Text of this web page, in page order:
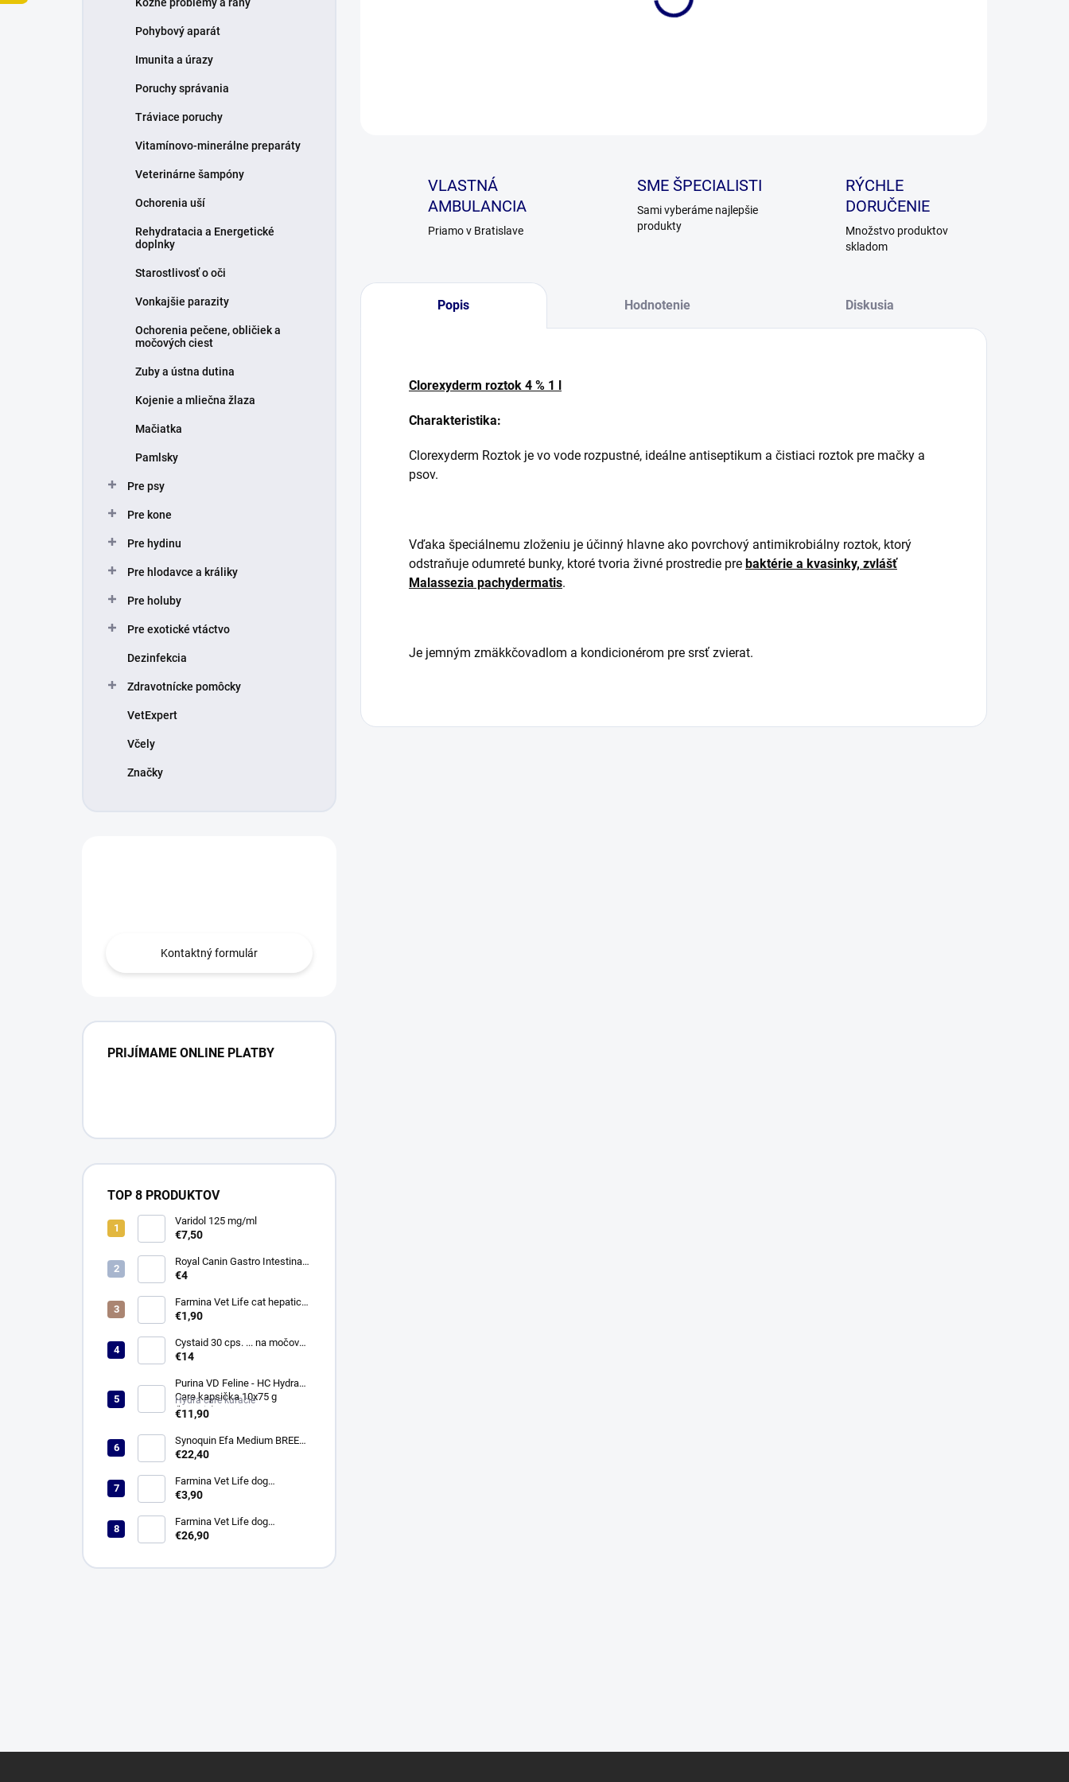
Pohybový aparát
Imunita a úrazy
Poruchy správania
Tráviace poruchy
Vitamínovo-minerálne preparáty
Veterinárne šampóny
Ochorenia uší
Rehydratacia a Energetické
doplnky
Starostlivosť o oči
Vonkajšie parazity
Ochorenia pečene, obličiek a
močových ciest
Zuby a ústna dutina
Kojenie a mliečna žlaza
Mačiatka
Pamlsky
Pre psy
Pre kone
Pre hydinu
Pre hlodavce a králiky
Pre holuby
Pre exotické vtáctvo
Dezinfekcia
Zdravotnícke pomôcky
VetExpert
Včely
Značky
Kontaktný formulár
PRIJÍMAME ONLINE PLATBY
TOP 8 PRODUKTOV
Varidol 125 mg/ml
€7,50
Royal Canin Gastro Intestinal
Low Fat Konz. 410g
€4
Farmina Vet Life cat hepatic
konzerva 85 g
€1,90
Cystaid 30 cps. ... na močové
cesty
€14
Purina VD Feline - HC Hydra
Care kapsička 10x75 g
(kuracie)
Hydra care kuracie
€11,90
Synoquin Efa Medium BREED
(od 10 do 25 kg) tbl. 30 x 1,5 g
€22,40
Farmina Vet Life dog
Hypoallergenic fish & potato
€3,90
Farmina Vet Life dog
Hypoallergenic fish & potato 2
€26,90
VLASTNÁ
AMBULANCIA
Priamo v Bratislave
SME ŠPECIALISTI
Sami vyberáme najlepšie
produkty
RÝCHLE
DORUČENIE
Množstvo produktov
skladom
Popis Hodnotenie Diskusia
Clorexyderm roztok 4 % 1 l
Charakteristika:
Clorexyderm Roztok je vo vode rozpustné, ideálne antiseptikum a čistiaci roztok pre mačky a
psov.
Vďaka špeciálnemu zloženiu je účinný hlavne ako povrchový antimikrobiálny roztok, ktorý
odstraňuje odumreté bunky, ktoré tvoria živné prostredie pre baktérie a kvasinky, zvlášť
Malassezia pachydermatis.
Je jemným zmäkkčovadlom a kondicionérom pre srsť zvierat.